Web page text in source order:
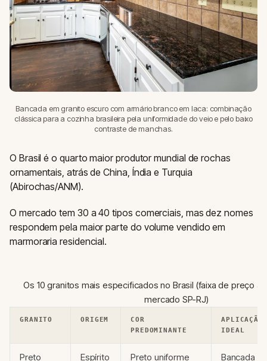
Bancada em granito escuro com armário branco em laca: combinação
clássica para a cozinha brasileira pela uniformidade do veio e pelo baixo
contraste de manchas.
O Brasil é o quarto maior produtor mundial de rochas
ornamentais, atrás de China, Índia e Turquia
(Abirochas/ANM).
O mercado tem 30 a 40 tipos comerciais, mas dez nomes
respondem pela maior parte do volume vendido em
marmoraria residencial.
Os 10 granitos mais especificados no Brasil (faixa de preço
mercado SP-RJ)
GRANITO ORIGEM
COR
PREDOMINANTE
APLICAÇÃO
IDEAL
Preto
Espírito
Preto uniforme
Bancada